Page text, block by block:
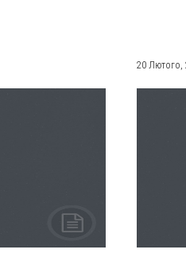
20 Лютого,